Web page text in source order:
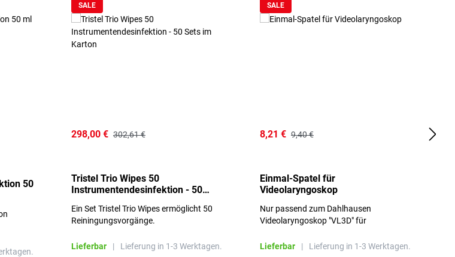
50
SALE
298,00 € 302,61 €
Tristel Trio Wipes 50
Instrumentendesinfektion - 50
Ein Set Tristel Trio Wipes ermöglicht 50
Reiningungsvorgänge.
Lieferbar | Lieferung in 1-3 Werktagen.
SALE
8,21 € 9,40 €
Einmal-Spatel für
Videolaryngoskop
Nur passend zum Dahlhausen
Videolaryngoskop "VL3D" für
Lieferbar
| Lieferung in 1-3 Werktagen.